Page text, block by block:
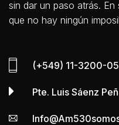
sin dar un paso atrás.
que no hay ningún
(+549) 11-3200-
Pte. Luis Sáenz